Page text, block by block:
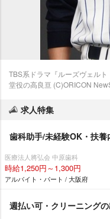
TBS系ドラマ『ルーズヴェル
堂役の高良亘 (C)ORICON
求人特集
歯科助手/未経験OK・扶養
医療法人將弘会 中原歯科
時給1,250円～1,300円
アルバイト・パート / 大阪府
週払い可・クリーニング